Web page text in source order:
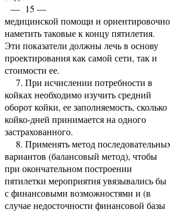
— 15 —
медицинской помощи и ориентировочно
наметить таковые к концу пятилетия.
Эти показатели должны лечь в основу
проектирования как самой сети, так и
стоимости ее.
7. При исчислении потребности в
койках необходимо изучить средний
оборот койки, ее заполняемость, сколько
койко-дней принимается на одного
застрахованного.
8. Применять метод
вариантов (балансовый метод), чтобы
при окончательном построении
пятилетки мероприятия увязывались бы
с финансовыми возможностями и (в
случае недосточности финансовой базы